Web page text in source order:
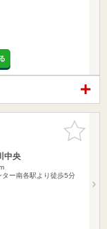
お気に入
りに追加
中央
ー南各駅より徒歩5分